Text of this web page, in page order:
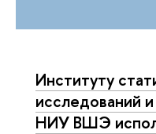
Институту
исследований
НИУ ВШЭ